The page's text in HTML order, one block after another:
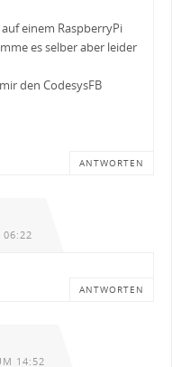
einem RaspberryPi
es selber aber leider
den CodesysFB
ANTWORTEN
06:22
ANTWORTEN
14:52